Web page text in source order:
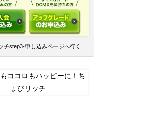
チstep3-申し込みページへ行く